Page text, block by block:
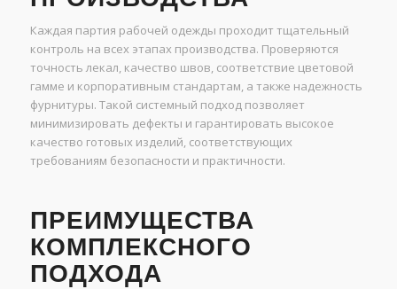
Каждая партия рабочей одежды проходит тщательный
контроль на всех этапах производства. Проверяются
точность лекал, качество швов, соответствие цветовой
гамме и корпоративным стандартам, а также надежность
фурнитуры. Такой системный подход позволяет
минимизировать дефекты и гарантировать высокое
качество готовых изделий, соответствующих
требованиям безопасности и практичности.
ПРЕИМУЩЕСТВА
КОМПЛЕКСНОГО
ПОДХОДА